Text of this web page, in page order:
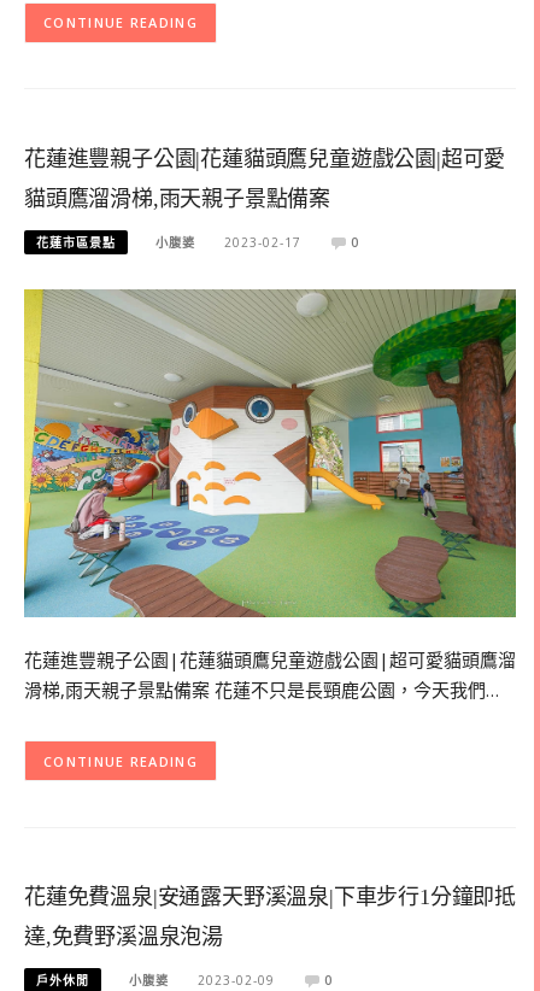
CONTINUE READING
花蓮進豐親子公園|花蓮貓頭鷹兒童遊戲公園|超可愛
貓頭鷹溜滑梯,雨天親子景點備案
花蓮市區景點 小腹婆 2023-02-17 0
花蓮進豐親子公園|花蓮貓頭鷹兒童遊戲公園|超可愛貓頭鷹溜
滑梯,雨天親子景點備案 花蓮不只是長頸鹿公園，今天我們…
CONTINUE READING
花蓮免費溫泉|安通露天野溪溫泉|下車步行1分鐘即抵
達,免費野溪溫泉泡湯
戶外休閒 小腹婆 2023-02-09 0